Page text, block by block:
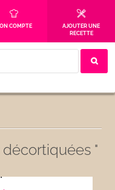
COMPTE
AJOUTER UNE
RECETTE
"